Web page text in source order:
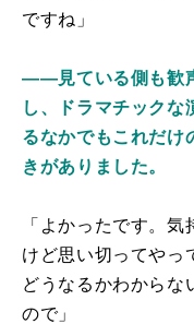
ですね」
――見ている側も歓
し、ドラマチックな
るなかでもこれだけ
きがありました。
「よかったです。
けど思い切ってやっ
どうなるかわからな
ので」